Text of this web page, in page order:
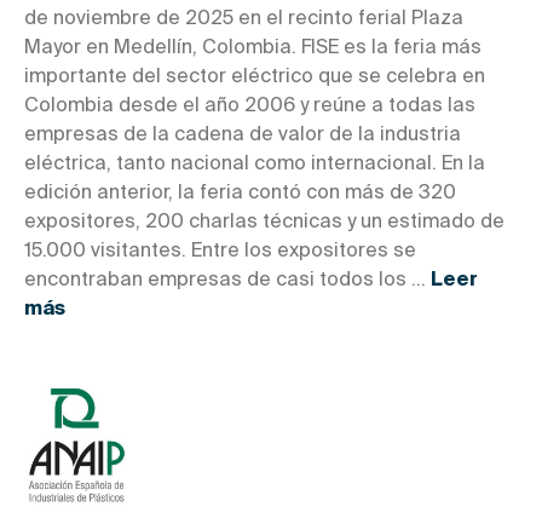
de noviembre de 2025 en el recinto ferial Plaza
Mayor en Medellín, Colombia. FISE es la feria más
importante del sector eléctrico que se celebra en
Colombia desde el año 2006 y reúne a todas las
empresas de la cadena de valor de la industria
eléctrica, tanto nacional como internacional. En la
edición anterior, la feria contó con más de 320
expositores, 200 charlas técnicas y un estimado de
15.000 visitantes. Entre los expositores se
encontraban empresas de casi todos los ... Leer
más